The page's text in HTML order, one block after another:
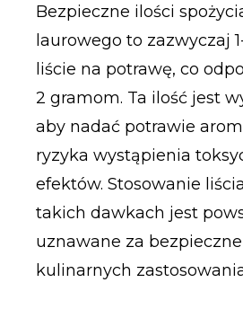
Bezpieczne ilości
laurowego to zazwyczaj
liście na potrawę, co
2 gramom. Ta ilość jest
aby nadać potrawie
ryzyka wystąpienia
efektów. Stosowanie
takich dawkach jest
uznawane za
kulinarnych